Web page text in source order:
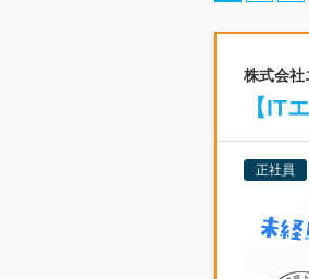
株式会社
【IT
正社員